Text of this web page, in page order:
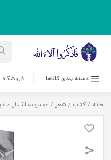
دسته بندی کالاها فروشگاه
خانه / کتاب / شعر / مجموعه اشعار